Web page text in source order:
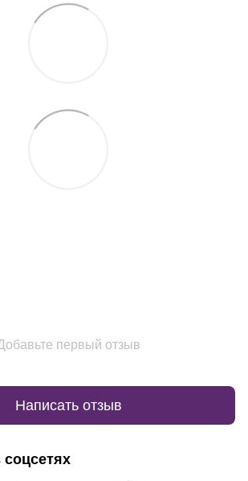
первый отзыв
Написать отзыв